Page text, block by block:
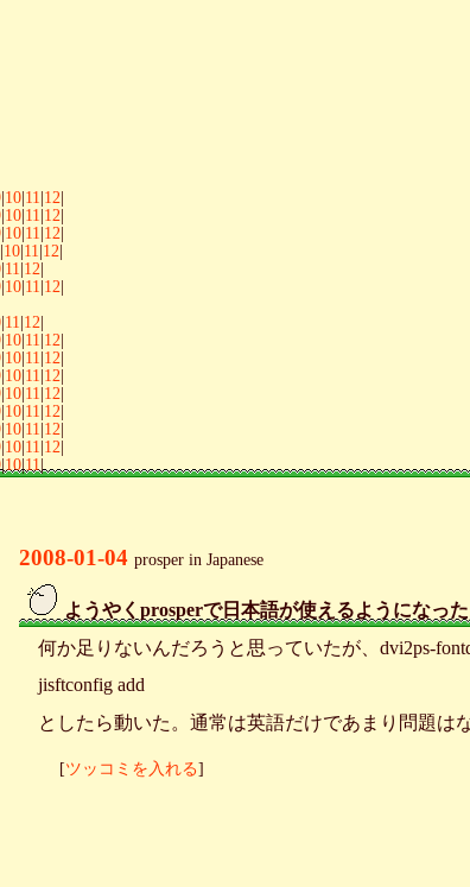
|10|11|12|
|10|11|12|
|10|11|12|
|10|11|12|
|11|12|
|10|11|12|
|11|12|
|10|11|12|
|10|11|12|
|10|11|12|
|10|11|12|
|10|11|12|
|10|11|12|
|10|11|12|
|10|11|
2008-01-04 prosper in Japanese
ようやくprosperで日本語が使えるようになった
何か足りないんだろうと思っていたが、dvi2ps-
jisftconfig add
としたら動いた。通常は英語だけであまり問題は
[ツッコミを入れる]